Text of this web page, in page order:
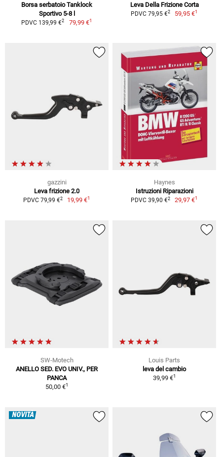
Borsa serbatoio Tanklock
Sportivo 5-8 l
PDVC 139,99 €2 79,99 €1
Leva Della Frizione Corta
PDVC 79,95 €2 59,95 €1
gazzini
Leva frizione 2.0
PDVC 79,99 €2 19,99 €1
Haynes
Istruzioni Riparazioni
PDVC 39,90 €2 29,97 €1
SW-Motech
ANELLO SED. EVO UNIV., PER
PANCA
50,00 €1
Louis Parts
leva del cambio
39,99 €1
NOVITÀ